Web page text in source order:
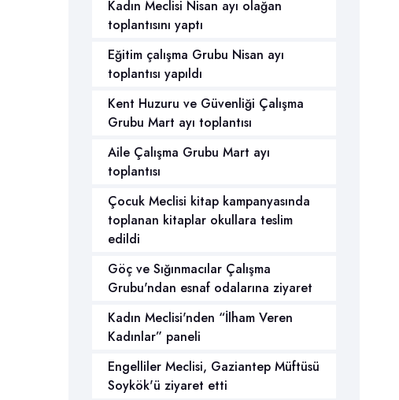
Kadın Meclisi Nisan ayı olağan
toplantısını yaptı
Eğitim çalışma Grubu Nisan ayı
toplantısı yapıldı
Kent Huzuru ve Güvenliği Çalışma
Grubu Mart ayı toplantısı
Aile Çalışma Grubu Mart ayı
toplantısı
Çocuk Meclisi kitap kampanyasında
toplanan kitaplar okullara teslim
edildi
Göç ve Sığınmacılar Çalışma
Grubu'ndan esnaf odalarına ziyaret
Kadın Meclisi'nden “İlham Veren
Kadınlar” paneli
Engelliler Meclisi, Gaziantep Müftüsü
Soykök'ü ziyaret etti